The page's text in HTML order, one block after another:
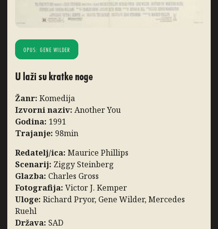
OPUS: GENE WILDER
U laži su kratke noge
Žanr: Komedija
Izvorni naziv: Another You
Godina: 1991
Trajanje: 98min
Redatelj/ica: Maurice Phillips
Scenarij: Ziggy Steinberg
Glazba: Charles Gross
Fotografija: Victor J. Kemper
Uloge: Richard Pryor, Gene Wilder, Mercedes
Ruehl
Država: SAD